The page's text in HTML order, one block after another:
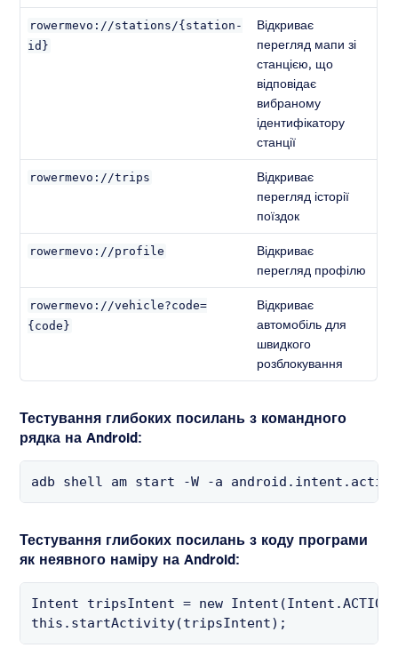
rowermevo://stations/{station-
id}
Відкриває
перегляд мапи зі
станцією, що
відповідає
вибраному
ідентифікатору
станції
rowermevo://trips
Відкриває
перегляд історії
поїздок
rowermevo://profile
Відкриває
перегляд профілю
rowermevo://vehicle?code=
{code}
Відкриває
автомобіль для
швидкого
розблокування
Тестування глибоких посилань з командного
рядка на Android:
adb shell am start -W -a
Тестування глибоких посилань з коду програми
як неявного наміру на Android:
Intent tripsIntent = new
this.startActivity(tripsIntent);